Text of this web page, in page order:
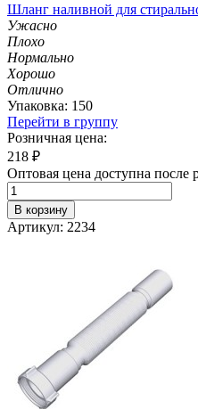
Шланг наливной для
Ужасно
Плохо
Нормально
Хорошо
Отлично
Упаковка: 150
Перейти в группу
Розничная цена:
218 ₽
Оптовая цена доступна после
В корзину
Артикул: 2234